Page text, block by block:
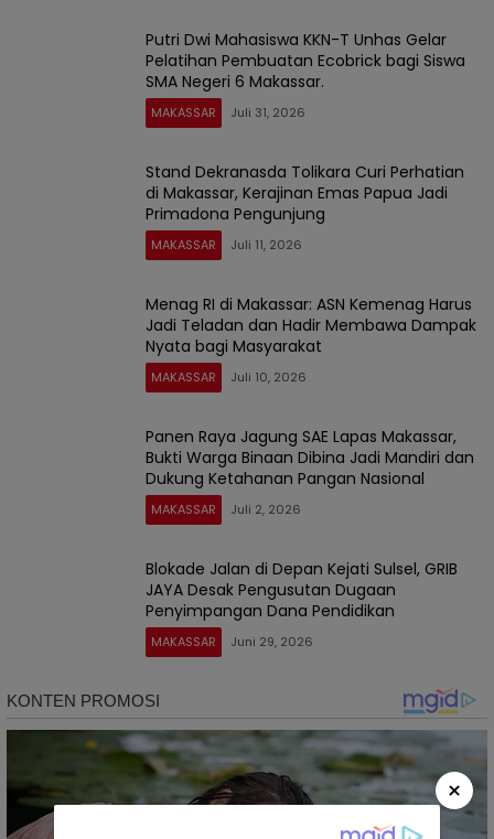
Putri Dwi Mahasiswa KKN-T Unhas Gelar
Pelatihan Pembuatan Ecobrick bagi Siswa
SMA Negeri 6 Makassar.
MAKASSAR Juli 31, 2026
Stand Dekranasda Tolikara Curi Perhatian
di Makassar, Kerajinan Emas Papua Jadi
Primadona Pengunjung
MAKASSAR Juli 11, 2026
Menag RI di Makassar: ASN Kemenag Harus
Jadi Teladan dan Hadir Membawa Dampak
Nyata bagi Masyarakat
MAKASSAR Juli 10, 2026
Panen Raya Jagung SAE Lapas Makassar,
Bukti Warga Binaan Dibina Jadi Mandiri dan
Dukung Ketahanan Pangan Nasional
MAKASSAR Juli 2, 2026
Blokade Jalan di Depan Kejati Sulsel, GRIB
JAYA Desak Pengusutan Dugaan
Penyimpangan Dana Pendidikan
MAKASSAR Juni 29, 2026
×